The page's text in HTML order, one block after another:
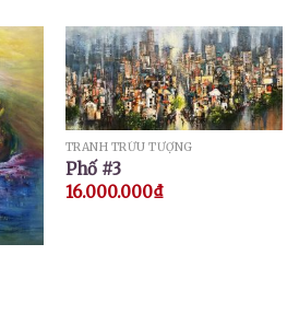
TRANH TRỪU TƯỢNG
Phố #3
16.000.000₫